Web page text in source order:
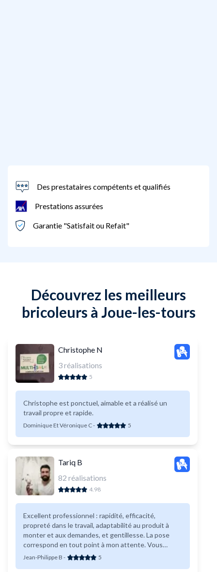
Des prestataires compétents et qualifiés
Prestations assurées
Garantie "Satisfait ou Refait"
Découvrez les meilleurs
bricoleurs à Joue-les-tours
Christophe N
3réalisations
5
Christophe est ponctuel, aimable et a réalisé un
travail propre et rapide.
Dominique Et Véronique C- 5
Tariq B
82 réalisations
4.98
Excellent professionnel : rapidité, efficacité,
propreté dans le travail, adaptabilité au produit à
monter et aux demandes, et gentillesse. La pose
correspond en tout point à mon attente. Vous
pouvez solliciter Tariq sans souci pour les missions
Jean-Philippe B - 5